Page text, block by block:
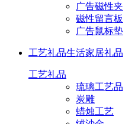
广告磁性夹
磁性留言板
广告鼠标垫
工艺礼品生活家居礼品
工艺礼品
琉璃工艺品
炭雕
蜡烛工艺